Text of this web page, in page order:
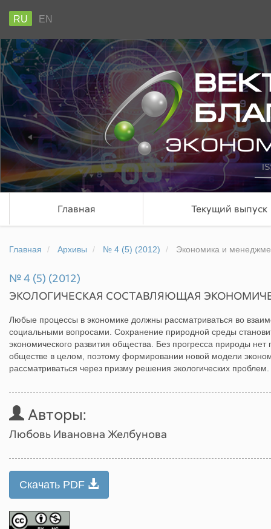
RU EN
Главная Текущий выпуск
Главная Архивы № 4 (5) (2012) Экономика и
№ 4 (5) (2012)
ЭКОЛОГИЧЕСКАЯ СОСТАВЛЯЮЩАЯ
Любые процессы в экономике должны рассматриваться во
социальными вопросами. Сохранение природной среды
экономического развития общества. Без прогресса природы нет
обществе в целом, поэтому формировании новой модели
рассматриваться через призму решения экологических проблем.
Авторы:
Любовь Ивановна Желбунова
Скачать PDF